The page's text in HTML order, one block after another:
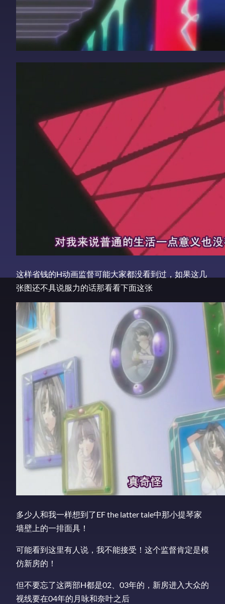
这样省钱的H动画监督可能大家都没看到过，如果这几
张图还不具说服力的话那看看下面这张
多少人和我一样想到了EF the latter tale中那小提琴家
墙壁上的一排面具！
可能看到这里有人说，我不能接受！这个监督肯定是模
仿新房的！
但不要忘了这两部H都是02、03年的，新房进入大众的
视线要在04年的月咏和奈叶之后